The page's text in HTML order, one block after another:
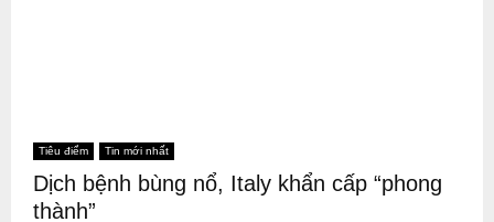
Tiêu điểm Tin mới nhất
Dịch bệnh bùng nổ, Italy khẩn cấp “phong
thành”